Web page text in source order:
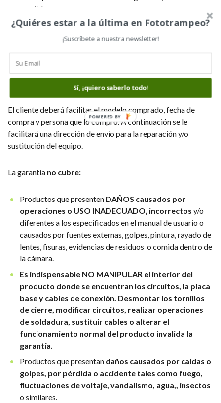
consumibles.
productos nuevos tienen garantía por defecto de
1 año de garantía
debe ponerse en contacto con nosotros a través del correo
info@camarastrail.com.
El cliente deberá facilitar el modelo comprado, fecha de
compra y persona que lo compró. A continuación se le
facilitará una dirección de envío para la reparación y/o
sustitución del equipo.
La garantía no cubre:
Productos que presenten DAÑOS causados por
operaciones o USO INADECUADO, incorrectos y/o
diferentes a los especificados en el manual de usuario o
causados por fuentes externas, golpes, pintura, rayado de
lentes, fisuras, evidencias de residuos o comida dentro de
la cámara.
Es indispensable NO MANIPULAR el interior del
producto donde se encuentran los circuitos, la placa
base y cables de conexión. Desmontar los tornillos
de cierre, modificar circuitos, realizar operaciones
de soldadura, sustituir cables o alterar el
funcionamiento normal del producto invalida la
garantía.
Productos que presentan daños causados por caídas o
golpes, por pérdida o accidente tales como fuego,
fluctuaciones de voltaje, vandalismo, agua,, insectos
o similares.
¿Quiéres estar a la última en Fototrampeo?
¡Suscríbete a nuestra newsletter!
Sí, ¡quiero saberlo todo!
POWERED BY